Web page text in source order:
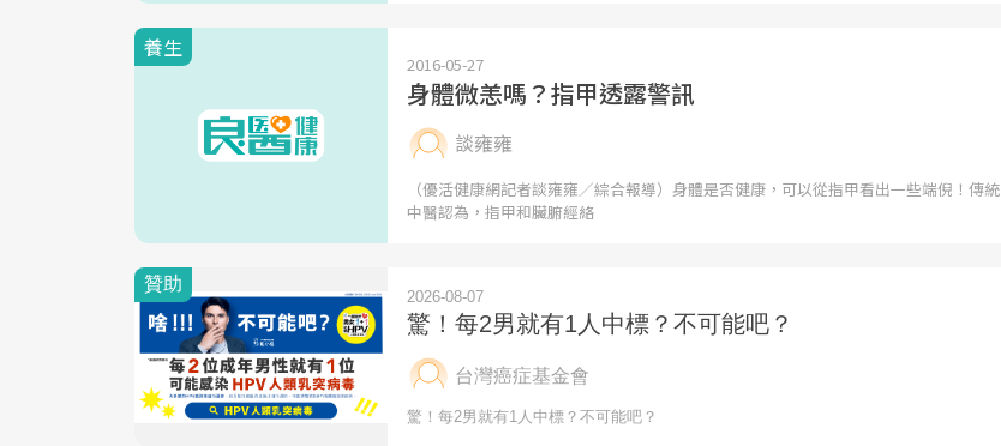
養生
2016-05-27
身體微恙嗎？指甲透露警訊
談雍雍
（優活健康網記者談雍雍／綜合報導）身體是否健康，可以從指甲看出一些端倪！傳統
中醫認為，指甲和臟腑經絡